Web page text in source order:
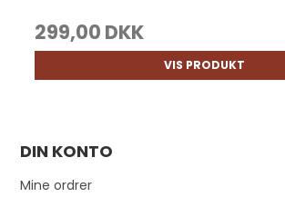
299,00 DKK
VIS PRODUKT
DIN KONTO
Mine ordrer